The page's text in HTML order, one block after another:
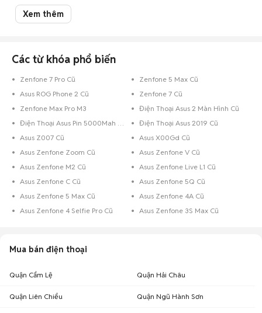
Lưu ý:Mức giá dựa trên các tin đăng tại Chợ Tốt, chỉ mang tính chất tham
khảo. Giá điện thoại Asus cũ Đà Nẵng sẽ phụ thuộc vào tình trạng, phiên
bản và các thoả thuận khi mua bán.
Chợ Tốt có 10 tin đăng bán, mua điện thoại Asus cũ tại Đà Nẵng với nhiều
Top 2 khoảng giá có nhiều tin mua bán điện thoại Asus nhất ở Đà Nẵng
Điện thoại Asus giá 2 - 3 triệu Đà Nẵng: 6 sản phẩm
Điện thoại Asus giá 3 - 5 triệu Đà Nẵng: 5 sản phẩm
Chợ Tốt - Nơi mua bán điện thoại Asus cũ Đà Nẵng giá tốt nhất!
Xem thêm
Các từ khóa phổ biến
Zenfone 7 Pro Cũ
Zenfone 5 Max Cũ
Asus ROG Phone 2 Cũ
Zenfone 7 Cũ
Zenfone Max Pro M3
Điện Thoại Asus 2 Màn Hình Cũ
Điện Thoại Asus Pin 5000Mah Cũ
Điện Thoại Asus 2019 Cũ
Asus Z007 Cũ
Asus X00Gd Cũ
Asus Zenfone Zoom Cũ
Asus Zenfone V Cũ
Asus Zenfone M2 Cũ
Asus Zenfone Live L1 Cũ
Asus Zenfone C Cũ
Asus Zenfone 5Q Cũ
Asus Zenfone 5 Max Cũ
Asus Zenfone 4A Cũ
Asus Zenfone 4 Selfie Pro Cũ
Asus Zenfone 3S Max Cũ
Mua bán điện thoại
Quận Cẩm Lệ Quận Hải Châu
Quận Liên Chiểu Quận Ngũ Hành Sơn